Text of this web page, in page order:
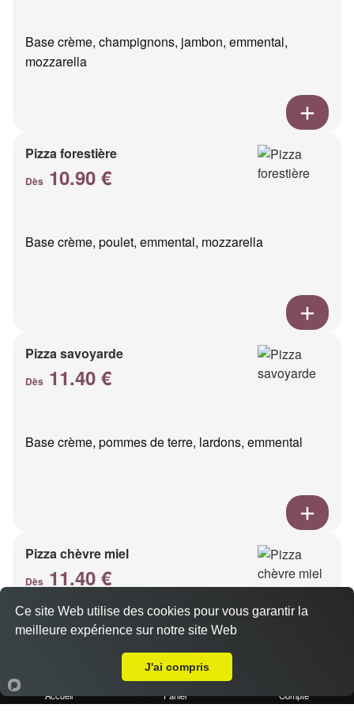
Base crème, champignons, jambon, emmental,
mozzarella
Pizza forestière
Dès 10.90 €
Base crème, poulet, emmental, mozzarella
Pizza savoyarde
Dès 11.40 €
Base crème, pommes de terre, lardons, emmental
Pizza chèvre miel
Dès 11.40 €
Base crème, chèvre, miel, emmental
Accueil Panier Compte
Ce site Web utilise des cookies pour vous garantir la
meilleure expérience sur notre site Web
J'ai compris